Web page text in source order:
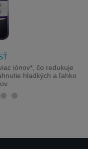
iónov*, čo redukuje
hladkých a ľahko